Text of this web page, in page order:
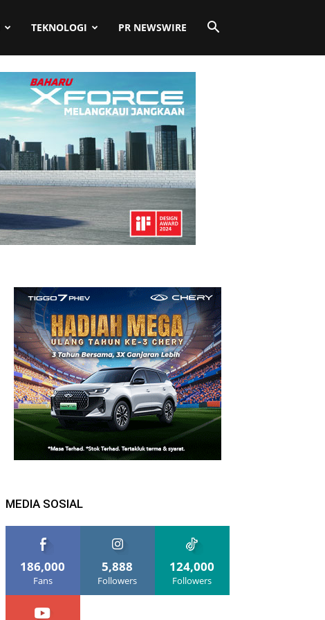
TEKNOLOGI PR NEWSWIRE
MEDIA SOSIAL
186,000
Fans
5,888
Followers
124,000
Followers